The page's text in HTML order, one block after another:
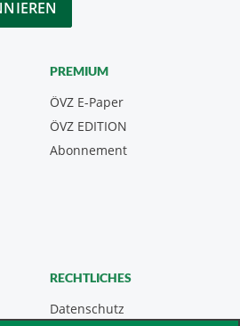
PREMIUM
ÖVZ E-Paper
Abonnement
ÖVZ EDITION
RECHTLICHES
Datenschutz